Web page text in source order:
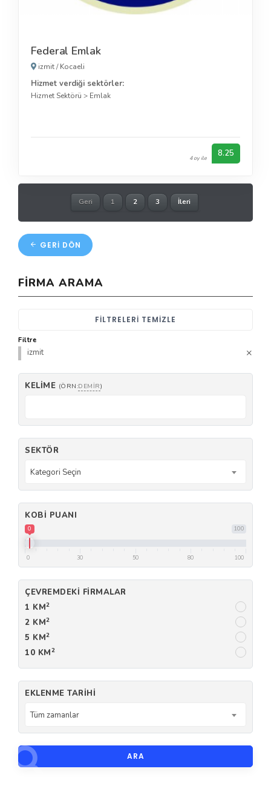
Federal Emlak
izmit/Kocaeli
Hizmet verdiği sektörler:
Hizmet Sektörü > Emlak
4 oy ile 8.25
Geri 1 2 3 İleri
GERI DÖN
FIRMA ARAMA
FILTRELERI TEMIZLE
Filtre
izmit
KELIME (ÖRN:DEMIR)
SEKTÖR
Kategori Seçin
KOBI PUANI
100
0
0 30 50 80 100
ÇEVREMDEKI FIRMALAR
1 KM2
2 KM2
5 KM2
10 KM2
EKLENME TARIHI
Tüm zamanlar
ARA